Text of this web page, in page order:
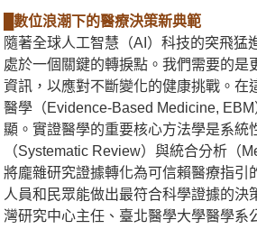
█數位浪潮下的醫療決策新典範
隨著全球人工智慧（AI）科技的突飛猛
處於一個關鍵的轉捩點。我們需要的是
資訊，以應對不斷變化的健康挑戰。在
醫學（Evidence-Based Medicine,
顯。實證醫學的重要核心方法學是系統
（Systematic Review）與統合分析（
將龐雜研究證據轉化為可信賴醫療指引
人員和民眾能做出最符合科學證據的決
灣研究中心主任、臺北醫學大學醫學系